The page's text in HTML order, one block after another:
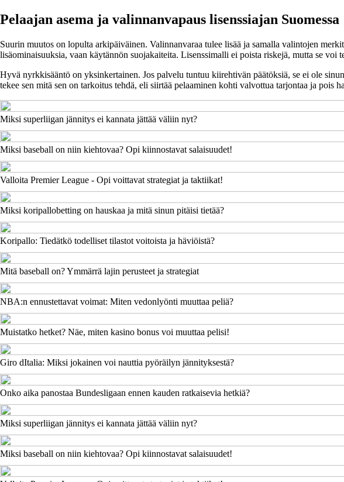
Pelaajan asema ja valinnanvapaus lisenssiajan Suomessa
Suurin muutos on lopulta arkipäiväinen. Valinnanvaraa tulee lisää ja samalla valintojen
lisäominaisuuksia, vaan käytännön suojakaiteita. Lisenssimalli ei poista riskejä, mutta se
Hyvä nyrkkisääntö on yksinkertainen. Jos palvelu tuntuu kiirehtivän päätöksiä, se ei ole
tekee sen mitä sen on tarkoitus tehdä, eli siirtää pelaaminen kohti valvottua tarjontaa ja pois
Miksi superliigan jännitys ei kannata jättää väliin nyt?
Miksi baseball on niin kiehtovaa? Opi kiinnostavat salaisuudet!
Valloita Premier League - Opi voittavat strategiat ja taktiikat!
Miksi koripallobetting on hauskaa ja mitä sinun pitäisi tietää?
Koripallo: Tiedätkö todelliset tilastot voitoista ja häviöistä?
Mitä baseball on? Ymmärrä lajin perusteet ja strategiat
NBA:n ennustettavat voimat: Miten vedonlyönti muuttaa peliä?
Muistatko hetket? Näe, miten kasino bonus voi muuttaa pelisi!
Giro dItalia: Miksi jokainen voi nauttia pyöräilyn jännityksestä?
Onko aika panostaa Bundesligaan ennen kauden ratkaisevia hetkiä?
Miksi superliigan jännitys ei kannata jättää väliin nyt?
Miksi baseball on niin kiehtovaa? Opi kiinnostavat salaisuudet!